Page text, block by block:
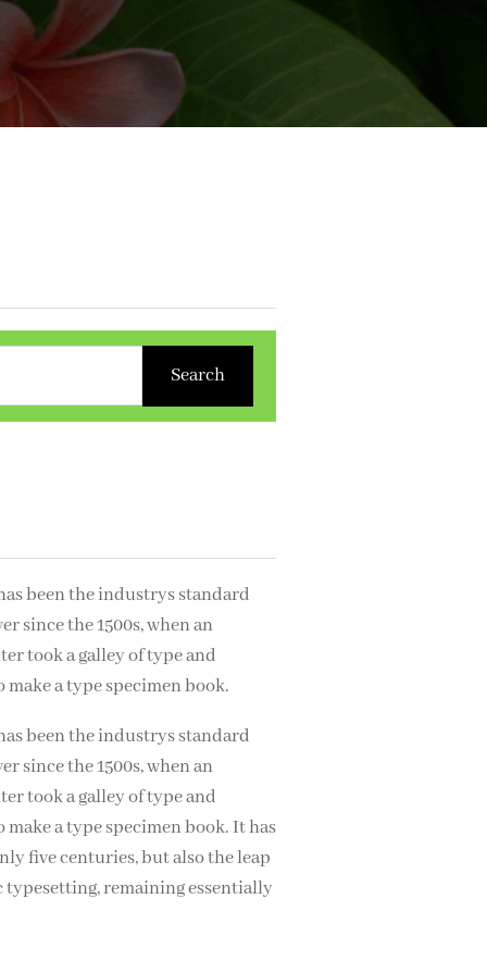
Search
been the industrys standard
since the 1500s, when an
took a galley of type and
a type specimen book.
been the industrys standard
since the 1500s, when an
took a galley of type and
a type specimen book. It has
five centuries, but also the leap
remaining essentially